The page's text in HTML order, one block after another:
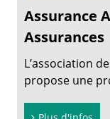
Assurance
Assurances
L’association
propose une